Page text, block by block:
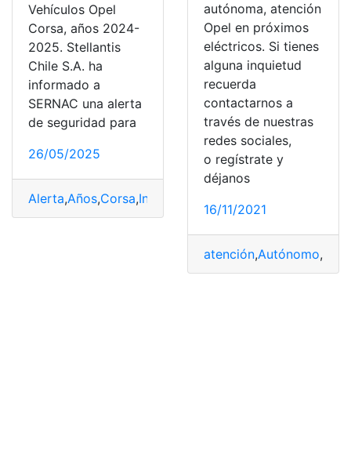
Vehículos Opel
Corsa, años 2024-
2025. Stellantis
Chile S.A. ha
informado a
SERNAC una alerta
de seguridad para
26/05/2025
Alerta,Años,Corsa,Información
autónoma, atención
Opel en próximos
eléctricos. Si tienes
alguna inquietud
recuerda
contactarnos a
través de nuestras
redes sociales,
o regístrate y
déjanos
16/11/2021
atención,Autónomo,